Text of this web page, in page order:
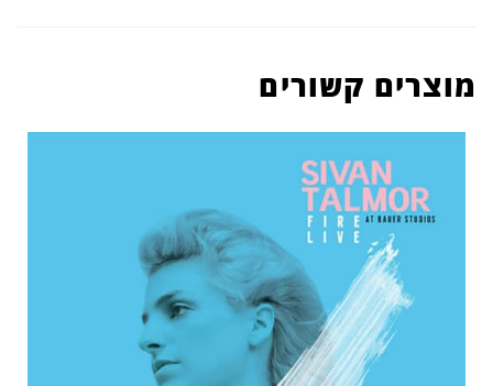
מוצרים קשורים